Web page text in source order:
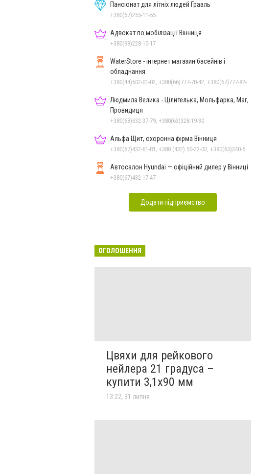
Пансіонат для літніх людей Грааль
+380(67)255-11-55
Адвокат по мобілізації Вінниця
+380(98)228-10-17
WaterStore - інтернет магазин басейнів і
обладнання
+380(44)502-01-02, +380(66)777-78-42, +380(67)777-82-19, +380(67)890-80-80, +380(73)890-80-80, +380(44)502-01-03
Людмила Велика - Цілителька, Мольфарка, Маг,
Провидиця
+380(68)632-37-79, +380(63)328-19-30
Альфа Щит, охоронна фірма Вінниця
+380(67)432-61-81, +380 (432) 50-22-00, +380(63)340-58-58
Автосалон Hyundai — офіційний дилер у Вінниці
+380(67)432-17-47
Додати підприємство
ОГОЛОШЕННЯ
Цвяхи для рейкового
нейлера 21 градуса –
купити 3,1х90 мм
13:22, 31 липня